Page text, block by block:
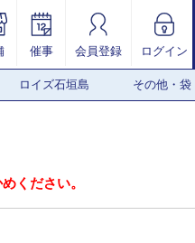
催事 会員登録 ログイン
ロイズ石垣島 その他・袋
ください。